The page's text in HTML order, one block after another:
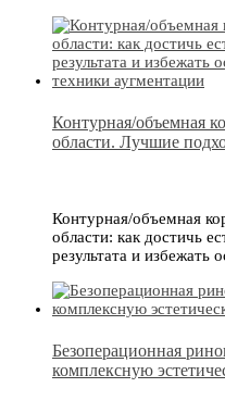
Контурная/объемная
области. Лучшие
Контурная/объемная
области: как достичь
результата и избежать
Безоперационная
комплексную